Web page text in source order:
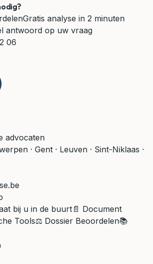
Gratis analyse in 2 minuten
antwoord op uw vraag
06
advocaten
· Gent · Leuven · Sint-Niklaas ·
bij u in de buurt 📄 Document
Tools⚖️ Dossier Beoordelen📚